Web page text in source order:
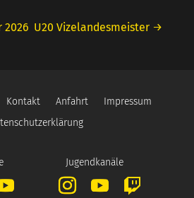
2026 U20 Vizelandesmeister →
Kontakt Anfahrt
Impressum
Jugendkanäle